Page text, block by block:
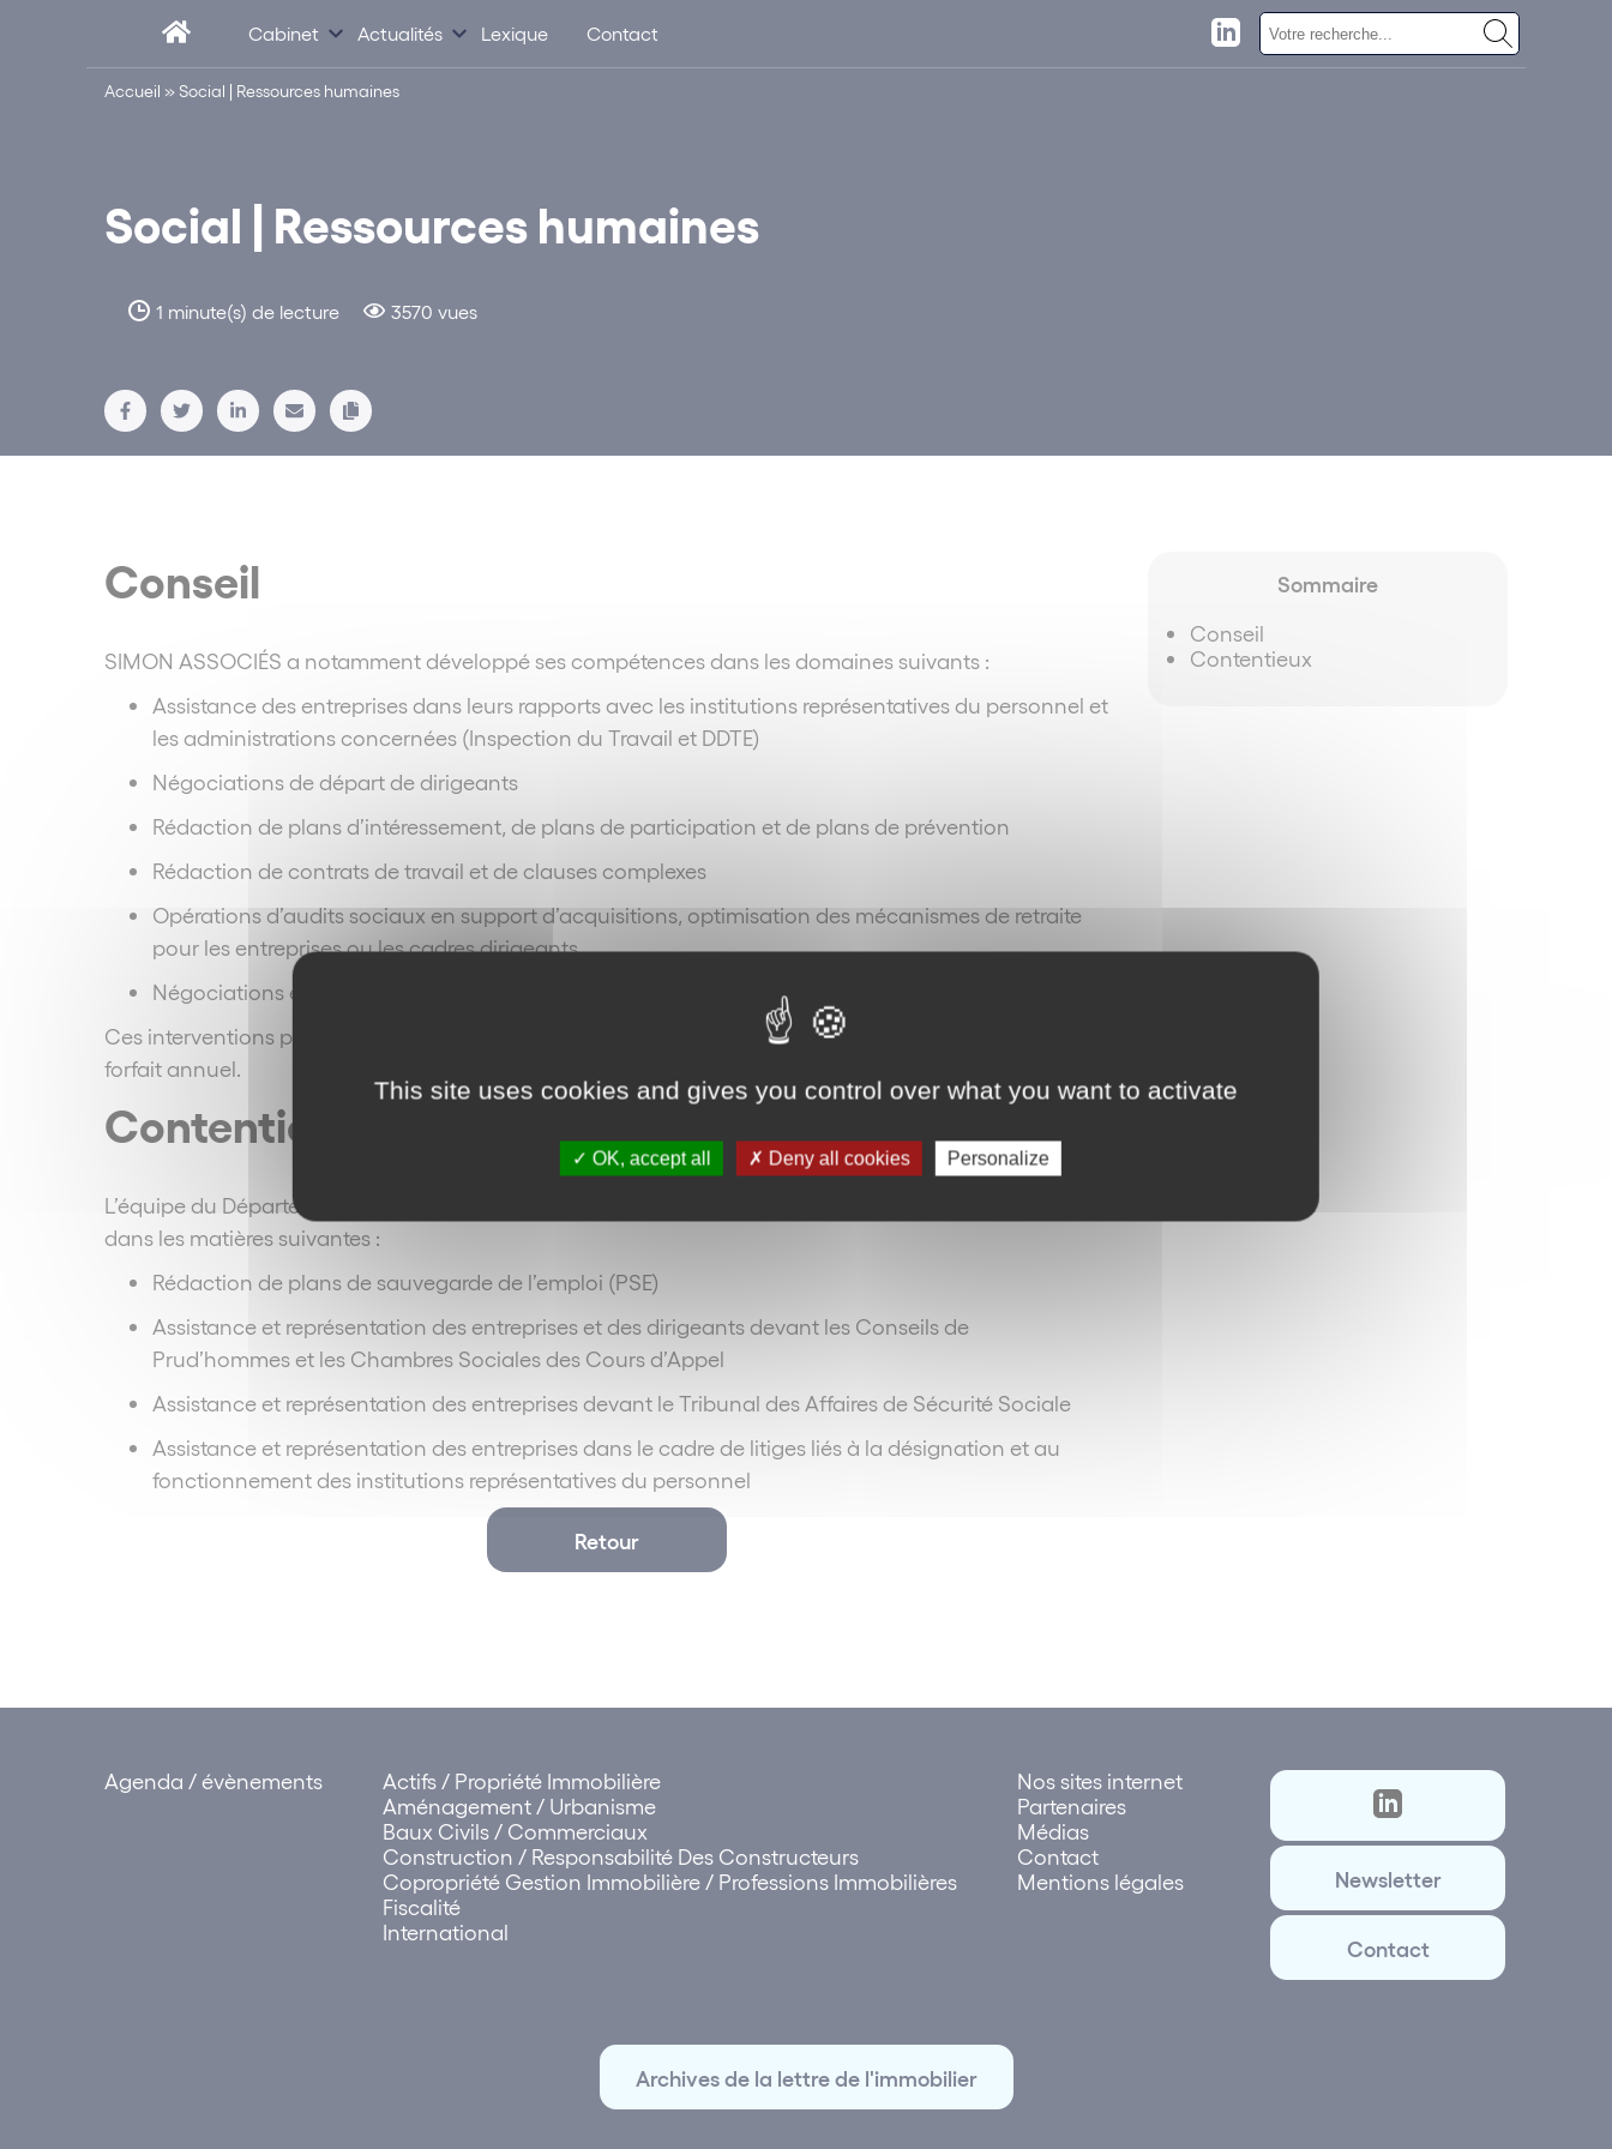
Cabinet Actualités Lexique Contact
Accueil » Social | Ressources humaines
Social | Ressources humaines
1 minute(s) de lecture 3570 vues
Conseil
SIMON ASSOCIÉS a notamment développé ses compétences dans les domaines suivants :
Assistance des entreprises dans leurs rapports avec les institutions représentatives du personnel et
les administrations concernées (Inspection du Travail et DDTE)
Négociations de départ de dirigeants
Rédaction de plans d’intéressement, de plans de participation et de plans de prévention
Rédaction de contrats de travail et de clauses complexes
Opérations d’audits sociaux en support d’acquisitions, optimisation des mécanismes de retraite
pour les entreprises ou les cadres dirigeants
Négociations en procédure de sauvegarde, redressement judiciaire et liquidation judiciaire
Ces interventions peuvent naturellement se compléter par une assistance au quotidien sous forme de
forfait annuel.
Contentieux
L’équipe du Département Social & Ressources Humaines dispose également d’une expertise reconnue
dans les matières suivantes :
Rédaction de plans de sauvegarde de l’emploi (PSE)
Assistance et représentation des entreprises et des dirigeants devant les Conseils de
Prud’hommes et les Chambres Sociales des Cours d’Appel
Assistance et représentation des entreprises devant le Tribunal des Affaires de Sécurité Sociale
Assistance et représentation des entreprises dans le cadre de litiges liés à la désignation et au
fonctionnement des institutions représentatives du personnel
Retour
Sommaire
Conseil
Contentieux
Agenda / évènements
Actifs / Propriété Immobilière
Aménagement / Urbanisme
Baux Civils / Commerciaux
Construction / Responsabilité Des Constructeurs
Copropriété Gestion Immobilière / Professions Immobilières
Fiscalité
International
Nos sites internet
Partenaires
Médias
Contact
Mentions légales
Newsletter
Contact
Archives de la lettre de l'immobilier
This site uses cookies and gives you control over what you want to activate
OK, accept all Deny all cookies Personalize